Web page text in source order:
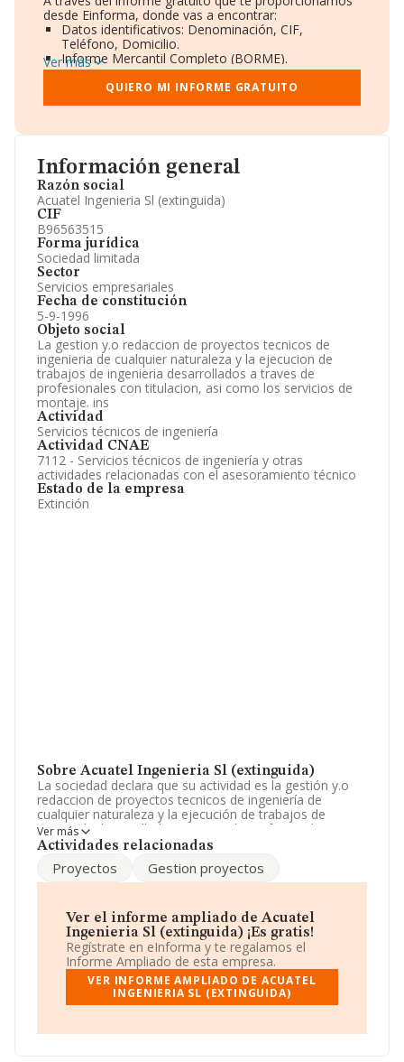
Información general
Razón social
Acuatel Ingenieria Sl (extinguida)
CIF
B96563515
Forma jurídica
Sociedad limitada
Sector
Servicios empresariales
Fecha de constitución
5-9-1996
Objeto social
La gestion y.o redaccion de proyectos tecnicos de
ingenieria de cualquier naturaleza y la ejecucion de
trabajos de ingenieria desarrollados a traves de
profesionales con titulacion, asi como los servicios de
montaje. ins
Actividad
Servicios técnicos de ingeniería
Actividad CNAE
7112 - Servicios técnicos de ingeniería y otras
actividades relacionadas con el asesoramiento técnico
Estado de la empresa
Extinción
Sobre Acuatel Ingenieria Sl (extinguida)
La sociedad declara que su actividad es la gestión y.o
redaccion de proyectos tecnicos de ingeniería de
cualquier naturaleza y la ejecución de trabajos de
ingeniería desarrollados a traves de profesionales con
titulacion, así como los servicios de montaje. ins. La
Clasifica su actividad CNAE como 'Servicios técnicos de
ingeniería y otras actividades relacionadas con el
tiene actividad en mercados exteriores.
Para llamar las oficinas se puede hacer a través del
número 963208810.
La sociedad españolaAcuatel Ingeniería S.L
(extinguida), con número de identificación fiscal
Calle Eduard Bosca núm. 1 6, (46023), Valencia,
Ver más
Actividades relacionadas
Proyectos Gestion proyectos
Ver el informe ampliado de Acuatel
Ingenieria Sl (extinguida) ¡Es gratis!
Regístrate en eInforma y te regalamos el
Informe Ampliado de esta empresa.
VER INFORME AMPLIADO DE ACUATEL
INGENIERIA SL (EXTINGUIDA)
desde Einforma, donde vas a encontrar:
Datos identificativos: Denominación, CIF,
Teléfono, Domicilio.
Informe Mercantil Completo (BORME).
Gráficos de Evolución Ventas y Empleados.
Consejo de Administración y Administradores.
Directivos y Ejecutivos.
Información oficial y registral complementaria.
Ver más
QUIERO MI INFORME GRATUITO